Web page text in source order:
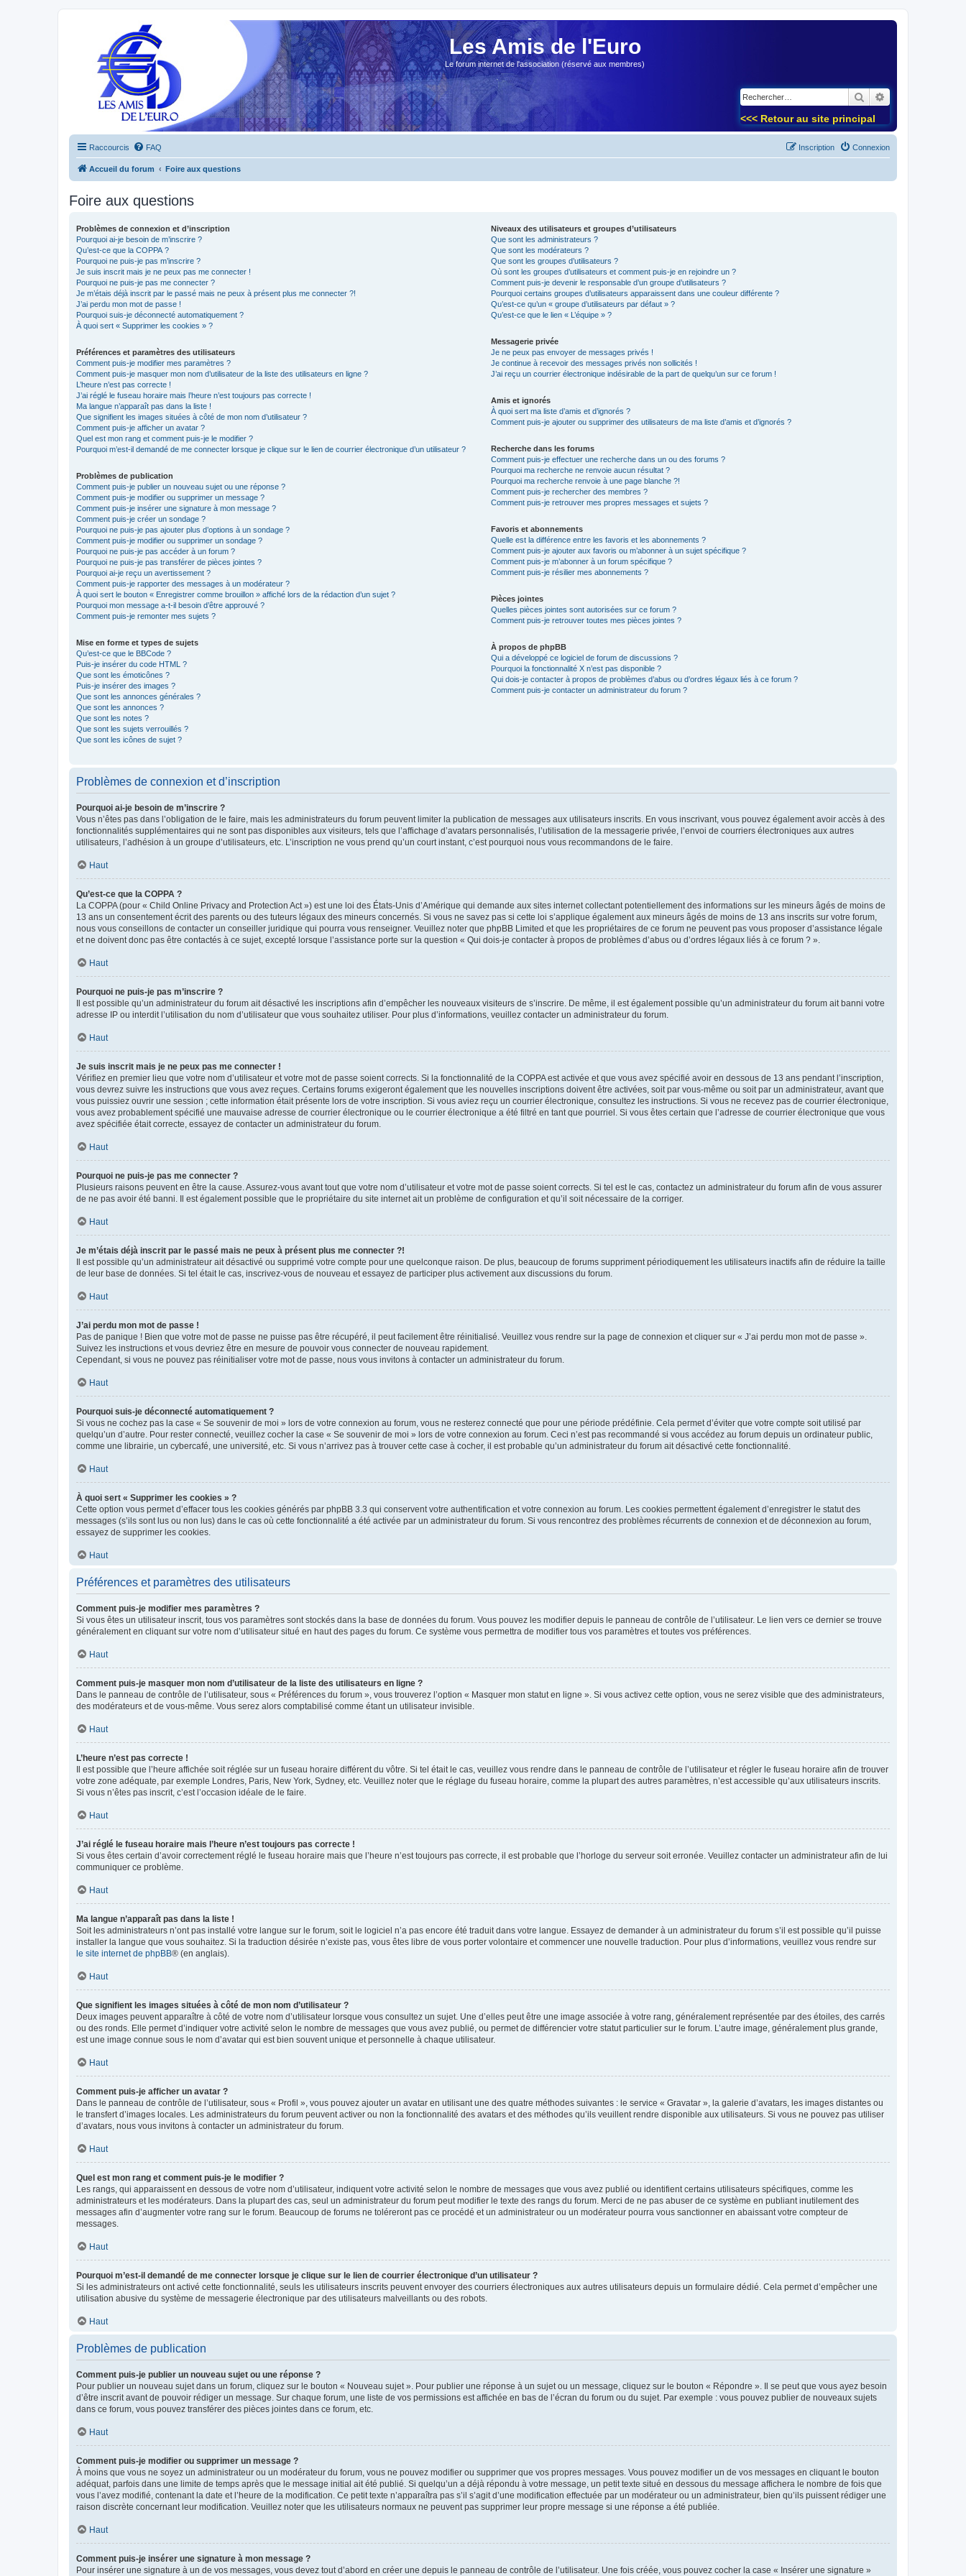
Les Amis de l'Euro
Le forum internet de l'association (réservé aux membres)
Rechercher
<<< Retour au site principal
Raccourcis FAQ Connexion
Inscription
Accueil du forum Foire aux questions
Foire aux questions
Problèmes de connexion et d’inscription
Pourquoi ai-je besoin de m’inscrire ?
Qu’est-ce que la COPPA ?
Pourquoi ne puis-je pas m’inscrire ?
Je suis inscrit mais je ne peux pas me connecter !
Pourquoi ne puis-je pas me connecter ?
Je m’étais déjà inscrit par le passé mais ne peux à présent plus me connecter ?!
J’ai perdu mon mot de passe !
Pourquoi suis-je déconnecté automatiquement ?
À quoi sert « Supprimer les cookies » ?
Préférences et paramètres des utilisateurs
Comment puis-je modifier mes paramètres ?
Comment puis-je masquer mon nom d’utilisateur de la liste des utilisateurs en ligne ?
L’heure n’est pas correcte !
J’ai réglé le fuseau horaire mais l’heure n’est toujours pas correcte !
Ma langue n’apparaît pas dans la liste !
Que signifient les images situées à côté de mon nom d’utilisateur ?
Comment puis-je afficher un avatar ?
Quel est mon rang et comment puis-je le modifier ?
Pourquoi m’est-il demandé de me connecter lorsque je clique sur le lien de courrier électronique d’un utilisateur ?
Problèmes de publication
Comment puis-je publier un nouveau sujet ou une réponse ?
Comment puis-je modifier ou supprimer un message ?
Comment puis-je insérer une signature à mon message ?
Comment puis-je créer un sondage ?
Pourquoi ne puis-je pas ajouter plus d’options à un sondage ?
Comment puis-je modifier ou supprimer un sondage ?
Pourquoi ne puis-je pas accéder à un forum ?
Pourquoi ne puis-je pas transférer de pièces jointes ?
Pourquoi ai-je reçu un avertissement ?
Comment puis-je rapporter des messages à un modérateur ?
À quoi sert le bouton « Enregistrer comme brouillon » affiché lors de la rédaction d’un sujet ?
Pourquoi mon message a-t-il besoin d’être approuvé ?
Comment puis-je remonter mes sujets ?
Mise en forme et types de sujets
Qu’est-ce que le BBCode ?
Puis-je insérer du code HTML ?
Que sont les émoticônes ?
Puis-je insérer des images ?
Que sont les annonces générales ?
Que sont les annonces ?
Que sont les notes ?
Que sont les sujets verrouillés ?
Que sont les icônes de sujet ?
Niveaux des utilisateurs et groupes d’utilisateurs
Que sont les administrateurs ?
Que sont les modérateurs ?
Que sont les groupes d’utilisateurs ?
Où sont les groupes d’utilisateurs et comment puis-je en rejoindre un ?
Comment puis-je devenir le responsable d’un groupe d’utilisateurs ?
Pourquoi certains groupes d’utilisateurs apparaissent dans une couleur différente ?
Qu’est-ce qu’un « groupe d’utilisateurs par défaut » ?
Qu’est-ce que le lien « L’équipe » ?
Messagerie privée
Je ne peux pas envoyer de messages privés !
Je continue à recevoir des messages privés non sollicités !
J’ai reçu un courrier électronique indésirable de la part de quelqu’un sur ce forum !
Amis et ignorés
À quoi sert ma liste d’amis et d’ignorés ?
Comment puis-je ajouter ou supprimer des utilisateurs de ma liste d’amis et d’ignorés ?
Recherche dans les forums
Comment puis-je effectuer une recherche dans un ou des forums ?
Pourquoi ma recherche ne renvoie aucun résultat ?
Pourquoi ma recherche renvoie à une page blanche ?!
Comment puis-je rechercher des membres ?
Comment puis-je retrouver mes propres messages et sujets ?
Favoris et abonnements
Quelle est la différence entre les favoris et les abonnements ?
Comment puis-je ajouter aux favoris ou m’abonner à un sujet spécifique ?
Comment puis-je m’abonner à un forum spécifique ?
Comment puis-je résilier mes abonnements ?
Pièces jointes
Quelles pièces jointes sont autorisées sur ce forum ?
Comment puis-je retrouver toutes mes pièces jointes ?
À propos de phpBB
Qui a développé ce logiciel de forum de discussions ?
Pourquoi la fonctionnalité X n’est pas disponible ?
Qui dois-je contacter à propos de problèmes d’abus ou d’ordres légaux liés à ce forum ?
Comment puis-je contacter un administrateur du forum ?
Problèmes de connexion et d’inscription
Pourquoi ai-je besoin de m’inscrire ?
Vous n’êtes pas dans l’obligation de le faire, mais les administrateurs du forum peuvent limiter la publication de messages aux utilisateurs inscrits. En vous inscrivant, vous pouvez également avoir accès à des
fonctionnalités supplémentaires qui ne sont pas disponibles aux visiteurs, tels que l’affichage d’avatars personnalisés, l’utilisation de la messagerie privée, l’envoi de courriers électroniques aux autres
utilisateurs, l’adhésion à un groupe d’utilisateurs, etc. L’inscription ne vous prend qu’un court instant, c’est pourquoi nous vous recommandons de le faire.
Haut
Qu’est-ce que la COPPA ?
La COPPA (pour « Child Online Privacy and Protection Act ») est une loi des États-Unis d’Amérique qui demande aux sites internet collectant potentiellement des informations sur les mineurs âgés de moins de
13 ans un consentement écrit des parents ou des tuteurs légaux des mineurs concernés. Si vous ne savez pas si cette loi s’applique également aux mineurs âgés de moins de 13 ans inscrits sur votre forum,
nous vous conseillons de contacter un conseiller juridique qui pourra vous renseigner. Veuillez noter que phpBB Limited et que les propriétaires de ce forum ne peuvent pas vous proposer d’assistance légale
et ne doivent donc pas être contactés à ce sujet, excepté lorsque l’assistance porte sur la question « Qui dois-je contacter à propos de problèmes d’abus ou d’ordres légaux liés à ce forum ? ».
Haut
Pourquoi ne puis-je pas m’inscrire ?
Il est possible qu’un administrateur du forum ait désactivé les inscriptions afin d’empêcher les nouveaux visiteurs de s’inscrire. De même, il est également possible qu’un administrateur du forum ait banni votre
adresse IP ou interdit l’utilisation du nom d’utilisateur que vous souhaitez utiliser. Pour plus d’informations, veuillez contacter un administrateur du forum.
Haut
Je suis inscrit mais je ne peux pas me connecter !
Vérifiez en premier lieu que votre nom d’utilisateur et votre mot de passe soient corrects. Si la fonctionnalité de la COPPA est activée et que vous avez spécifié avoir en dessous de 13 ans pendant l’inscription,
vous devrez suivre les instructions que vous avez reçues. Certains forums exigeront également que les nouvelles inscriptions doivent être activées, soit par vous-même ou soit par un administrateur, avant que
vous puissiez ouvrir une session ; cette information était présente lors de votre inscription. Si vous aviez reçu un courrier électronique, consultez les instructions. Si vous ne recevez pas de courrier électronique,
vous avez probablement spécifié une mauvaise adresse de courrier électronique ou le courrier électronique a été filtré en tant que pourriel. Si vous êtes certain que l’adresse de courrier électronique que vous
avez spécifiée était correcte, essayez de contacter un administrateur du forum.
Haut
Pourquoi ne puis-je pas me connecter ?
Plusieurs raisons peuvent en être la cause. Assurez-vous avant tout que votre nom d’utilisateur et votre mot de passe soient corrects. Si tel est le cas, contactez un administrateur du forum afin de vous assurer
de ne pas avoir été banni. Il est également possible que le propriétaire du site internet ait un problème de configuration et qu’il soit nécessaire de la corriger.
Haut
Je m’étais déjà inscrit par le passé mais ne peux à présent plus me connecter ?!
Il est possible qu’un administrateur ait désactivé ou supprimé votre compte pour une quelconque raison. De plus, beaucoup de forums suppriment périodiquement les utilisateurs inactifs afin de réduire la taille
de leur base de données. Si tel était le cas, inscrivez-vous de nouveau et essayez de participer plus activement aux discussions du forum.
Haut
J’ai perdu mon mot de passe !
Pas de panique ! Bien que votre mot de passe ne puisse pas être récupéré, il peut facilement être réinitialisé. Veuillez vous rendre sur la page de connexion et cliquer sur « J’ai perdu mon mot de passe ».
Suivez les instructions et vous devriez être en mesure de pouvoir vous connecter de nouveau rapidement.
Cependant, si vous ne pouvez pas réinitialiser votre mot de passe, nous vous invitons à contacter un administrateur du forum.
Haut
Pourquoi suis-je déconnecté automatiquement ?
Si vous ne cochez pas la case « Se souvenir de moi » lors de votre connexion au forum, vous ne resterez connecté que pour une période prédéfinie. Cela permet d’éviter que votre compte soit utilisé par
quelqu’un d’autre. Pour rester connecté, veuillez cocher la case « Se souvenir de moi » lors de votre connexion au forum. Ceci n’est pas recommandé si vous accédez au forum depuis un ordinateur public,
comme une librairie, un cybercafé, une université, etc. Si vous n’arrivez pas à trouver cette case à cocher, il est probable qu’un administrateur du forum ait désactivé cette fonctionnalité.
Haut
À quoi sert « Supprimer les cookies » ?
Cette option vous permet d’effacer tous les cookies générés par phpBB 3.3 qui conservent votre authentification et votre connexion au forum. Les cookies permettent également d’enregistrer le statut des
messages (s’ils sont lus ou non lus) dans le cas où cette fonctionnalité a été activée par un administrateur du forum. Si vous rencontrez des problèmes récurrents de connexion et de déconnexion au forum,
essayez de supprimer les cookies.
Haut
Préférences et paramètres des utilisateurs
Comment puis-je modifier mes paramètres ?
Si vous êtes un utilisateur inscrit, tous vos paramètres sont stockés dans la base de données du forum. Vous pouvez les modifier depuis le panneau de contrôle de l’utilisateur. Le lien vers ce dernier se trouve
généralement en cliquant sur votre nom d’utilisateur situé en haut des pages du forum. Ce système vous permettra de modifier tous vos paramètres et toutes vos préférences.
Haut
Comment puis-je masquer mon nom d’utilisateur de la liste des utilisateurs en ligne ?
Dans le panneau de contrôle de l’utilisateur, sous « Préférences du forum », vous trouverez l’option « Masquer mon statut en ligne ». Si vous activez cette option, vous ne serez visible que des administrateurs,
des modérateurs et de vous-même. Vous serez alors comptabilisé comme étant un utilisateur invisible.
Haut
L’heure n’est pas correcte !
Il est possible que l’heure affichée soit réglée sur un fuseau horaire différent du vôtre. Si tel était le cas, veuillez vous rendre dans le panneau de contrôle de l’utilisateur et régler le fuseau horaire afin de trouver
votre zone adéquate, par exemple Londres, Paris, New York, Sydney, etc. Veuillez noter que le réglage du fuseau horaire, comme la plupart des autres paramètres, n’est accessible qu’aux utilisateurs inscrits.
Si vous n’êtes pas inscrit, c’est l’occasion idéale de le faire.
Haut
J’ai réglé le fuseau horaire mais l’heure n’est toujours pas correcte !
Si vous êtes certain d’avoir correctement réglé le fuseau horaire mais que l’heure n’est toujours pas correcte, il est probable que l’horloge du serveur soit erronée. Veuillez contacter un administrateur afin de lui
communiquer ce problème.
Haut
Ma langue n’apparaît pas dans la liste !
Soit les administrateurs n’ont pas installé votre langue sur le forum, soit le logiciel n’a pas encore été traduit dans votre langue. Essayez de demander à un administrateur du forum s’il est possible qu’il puisse
installer la langue que vous souhaitez. Si la traduction désirée n’existe pas, vous êtes libre de vous porter volontaire et commencer une nouvelle traduction. Pour plus d’informations, veuillez vous rendre sur
le site internet de phpBB® (en anglais).
Haut
Que signifient les images situées à côté de mon nom d’utilisateur ?
Deux images peuvent apparaître à côté de votre nom d’utilisateur lorsque vous consultez un sujet. Une d’elles peut être une image associée à votre rang, généralement représentée par des étoiles, des carrés
ou des ronds. Elle permet d’indiquer votre activité selon le nombre de messages que vous avez publié, ou permet de différencier votre statut particulier sur le forum. L’autre image, généralement plus grande,
est une image connue sous le nom d’avatar qui est bien souvent unique et personnelle à chaque utilisateur.
Haut
Comment puis-je afficher un avatar ?
Dans le panneau de contrôle de l’utilisateur, sous « Profil », vous pouvez ajouter un avatar en utilisant une des quatre méthodes suivantes : le service « Gravatar », la galerie d’avatars, les images distantes ou
le transfert d’images locales. Les administrateurs du forum peuvent activer ou non la fonctionnalité des avatars et des méthodes qu’ils veuillent rendre disponible aux utilisateurs. Si vous ne pouvez pas utiliser
d’avatars, nous vous invitons à contacter un administrateur du forum.
Haut
Quel est mon rang et comment puis-je le modifier ?
Les rangs, qui apparaissent en dessous de votre nom d’utilisateur, indiquent votre activité selon le nombre de messages que vous avez publié ou identifient certains utilisateurs spécifiques, comme les
administrateurs et les modérateurs. Dans la plupart des cas, seul un administrateur du forum peut modifier le texte des rangs du forum. Merci de ne pas abuser de ce système en publiant inutilement des
messages afin d’augmenter votre rang sur le forum. Beaucoup de forums ne toléreront pas ce procédé et un administrateur ou un modérateur pourra vous sanctionner en abaissant votre compteur de
messages.
Haut
Pourquoi m’est-il demandé de me connecter lorsque je clique sur le lien de courrier électronique d’un utilisateur ?
Si les administrateurs ont activé cette fonctionnalité, seuls les utilisateurs inscrits peuvent envoyer des courriers électroniques aux autres utilisateurs depuis un formulaire dédié. Cela permet d’empêcher une
utilisation abusive du système de messagerie électronique par des utilisateurs malveillants ou des robots.
Haut
Problèmes de publication
Comment puis-je publier un nouveau sujet ou une réponse ?
Pour publier un nouveau sujet dans un forum, cliquez sur le bouton « Nouveau sujet ». Pour publier une réponse à un sujet ou un message, cliquez sur le bouton « Répondre ». Il se peut que vous ayez besoin
d’être inscrit avant de pouvoir rédiger un message. Sur chaque forum, une liste de vos permissions est affichée en bas de l’écran du forum ou du sujet. Par exemple : vous pouvez publier de nouveaux sujets
dans ce forum, vous pouvez transférer des pièces jointes dans ce forum, etc.
Haut
Comment puis-je modifier ou supprimer un message ?
À moins que vous ne soyez un administrateur ou un modérateur du forum, vous ne pouvez modifier ou supprimer que vos propres messages. Vous pouvez modifier un de vos messages en cliquant le bouton
adéquat, parfois dans une limite de temps après que le message initial ait été publié. Si quelqu’un a déjà répondu à votre message, un petit texte situé en dessous du message affichera le nombre de fois que
vous l’avez modifié, contenant la date et l’heure de la modification. Ce petit texte n’apparaîtra pas s’il s’agit d’une modification effectuée par un modérateur ou un administrateur, bien qu’ils puissent rédiger une
raison discrète concernant leur modification. Veuillez noter que les utilisateurs normaux ne peuvent pas supprimer leur propre message si une réponse a été publiée.
Haut
Comment puis-je insérer une signature à mon message ?
Pour insérer une signature à un de vos messages, vous devez tout d’abord en créer une depuis le panneau de contrôle de l’utilisateur. Une fois créée, vous pouvez cocher la case « Insérer une signature »